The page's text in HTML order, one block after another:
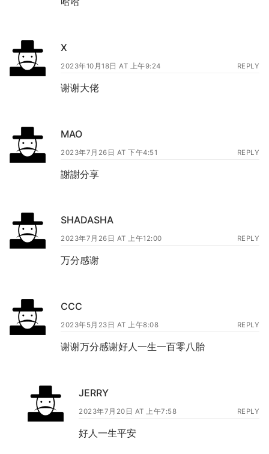
X
2023年10月18日 AT 上午9:24 REPLY
谢谢大佬
MAO
2023年7月26日 AT 下午4:51 REPLY
謝謝分享
SHADASHA
2023年7月26日 AT 上午12:00 REPLY
万分感谢
CCC
2023年5月23日 AT 上午8:08 REPLY
谢谢万分感谢好人一生一百零八胎
JERRY
2023年7月20日 AT 上午7:58 REPLY
好人一生平安